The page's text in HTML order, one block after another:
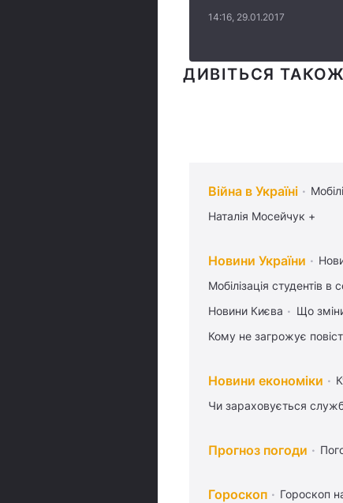
14:16, 29.01.2017
ДИВІТЬСЯ ТАКОЖ
Війна в Україні
Наталія Мосейчук +
Новини України
Мобілізація студентів в
Новини Києва
Що
Кому не загрожує
Новини економіки
Чи зараховується
Прогноз погоди
Гороскоп Гороскоп